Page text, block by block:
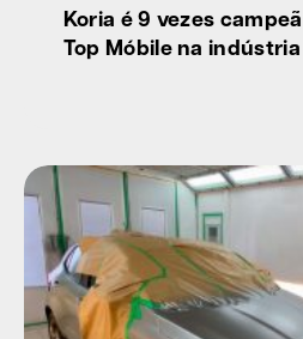
Koria é 9 vezes
Top Móbile na